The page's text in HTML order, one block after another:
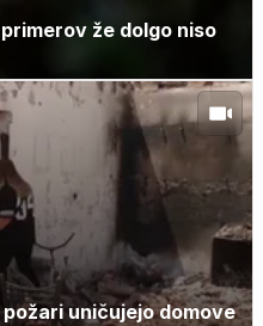
že dolgo niso
uničujejo domove